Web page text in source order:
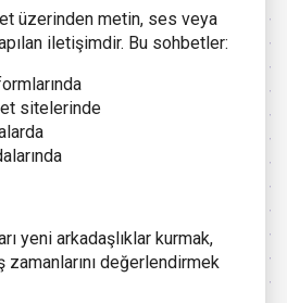
üzerinden metin, ses veya
iletişimdir. Bu sohbetler:
sitelerinde
yeni arkadaşlıklar kurmak,
değerlendirmek